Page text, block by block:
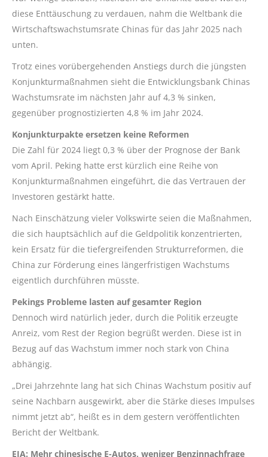
diese Enttäuschung zu verdauen, nahm die Weltbank die
Wirtschaftswachstumsrate Chinas für das Jahr 2025 nach
unten.
Trotz eines vorübergehenden Anstiegs durch die jüngsten
Konjunkturmaßnahmen sieht die Entwicklungsbank Chinas
Wachstumsrate im nächsten Jahr auf 4,3 % sinken,
gegenüber prognostizierten 4,8 % im Jahr 2024.
Konjunkturpakte ersetzen keine Reformen
Die Zahl für 2024 liegt 0,3 % über der Prognose der Bank
vom April. Peking hatte erst kürzlich eine Reihe von
Konjunkturmaßnahmen eingeführt, die das Vertrauen der
Investoren gestärkt hatte.
Nach Einschätzung vieler Volkswirte seien die Maßnahmen,
die sich hauptsächlich auf die Geldpolitik konzentrierten,
kein Ersatz für die tiefergreifenden Strukturreformen, die
China zur Förderung eines längerfristigen Wachstums
eigentlich durchführen müsste.
Pekings Probleme lasten auf gesamter Region
Dennoch wird natürlich jeder, durch die Politik erzeugte
Anreiz, vom Rest der Region begrüßt werden. Diese ist in
Bezug auf das Wachstum immer noch stark von China
abhängig.
„Drei Jahrzehnte lang hat sich Chinas Wachstum positiv auf
seine Nachbarn ausgewirkt, aber die Stärke dieses Impulses
nimmt jetzt ab“, heißt es in dem gestern veröffentlichten
Bericht der Weltbank.
EIA: Mehr chinesische E-Autos, weniger Benzinnachfrage